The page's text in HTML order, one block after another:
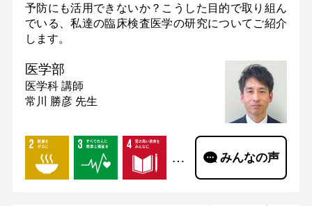
予防にも活用できないか？こうした目的で取り組ん
でいる、私達の臨床検査医学の研究についてご紹介
します。
医学部
医学科 講師
常川 勝彦 先生
… みんなの声